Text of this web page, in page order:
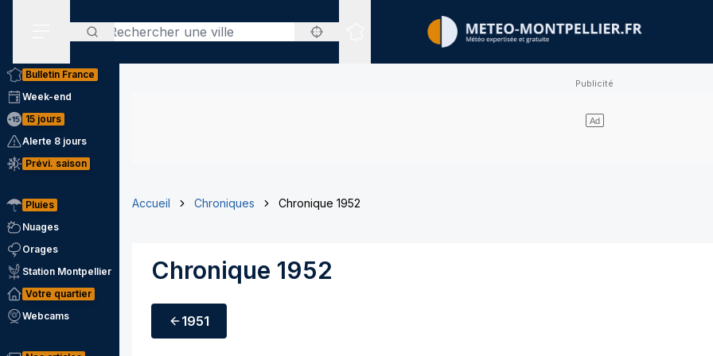
Rechercher
Sites expertisés
Bulletin France
Week-end
15 jours
Alerte 8 jours
Prévi. saison
Pluies
Nuages
Orages
Station Montpellier
Votre quartier
Webcams
Accueil Chroniques Chronique 1952
Chronique 1952
1951